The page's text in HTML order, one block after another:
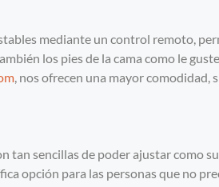
mediante un control remoto,
los pies de la cama como le
, nos ofrecen una mayor comodidad,
tan sencillas de poder ajustar como
opción para las personas que no